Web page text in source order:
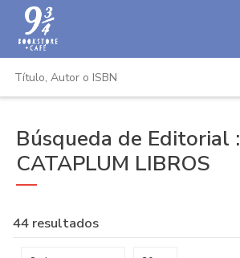
Búsqueda de Editorial :
CATAPLUM LIBROS
44 resultados